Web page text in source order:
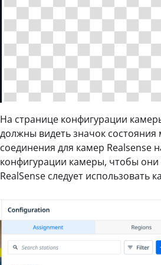
На странице конфигурации
должны видеть значок состояния
соединения для камер Realsense
конфигурации камеры, чтобы они
RealSense следует использовать